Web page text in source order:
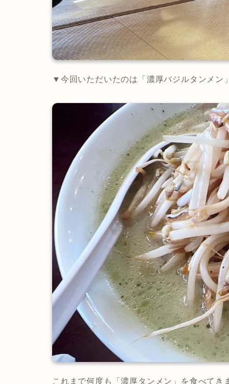
▼今回いただいたのは「濃厚バジルタンメン
これまで何度も「濃厚タンメン」を食べて